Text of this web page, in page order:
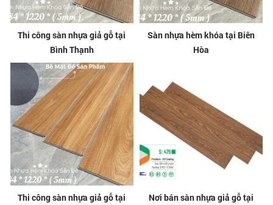
Thi công sàn nhựa giả gỗ tại
Bình Thạnh
Sàn nhựa hèm khóa tại Biên
Hòa
Thi công sàn nhựa giả gỗ tại Nơi bán sàn nhựa giả gỗ tại